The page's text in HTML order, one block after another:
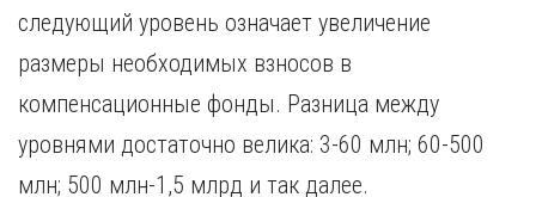
следующий уровень означает увеличение
размеры необходимых взносов в
компенсационные фонды. Разница между
уровнями достаточно велика: 3-60 млн; 60-500
млн; 500 млн-1,5 млрд и так далее.